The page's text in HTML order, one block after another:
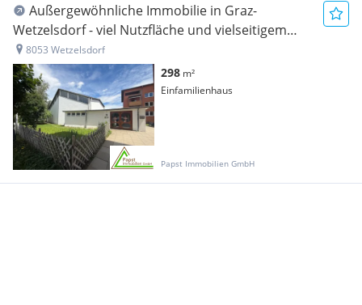
Außergewöhnliche Immobilie in Graz-
Wetzelsdorf - viel Nutzfläche und vielseitigem
Entwicklungspotenzial
8053 Wetzelsdorf
298 m²
Einfamilienhaus
Papst Immobilien GmbH